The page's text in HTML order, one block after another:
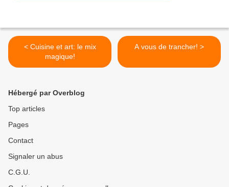
< Cuisine et art: le mix
magique!
A vous de trancher! >
Hébergé par Overblog
Top articles
Pages
Contact
Signaler un abus
C.G.U.